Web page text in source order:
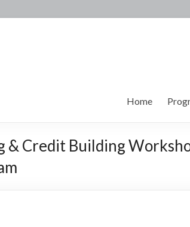
Home
& Credit Building